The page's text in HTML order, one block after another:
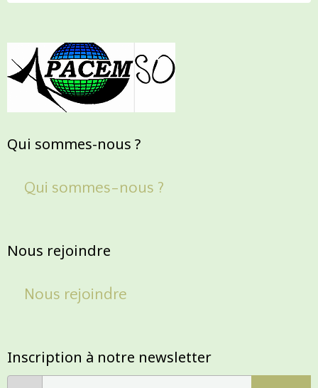
Qui sommes-nous ?
Qui sommes-nous ?
Nous rejoindre
Nous rejoindre
Inscription à notre newsletter